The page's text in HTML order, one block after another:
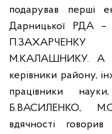
подарував перші
Дарницької РДА –
П.ЗАХАРЧЕНКУ
М.КАЛАШНИКУ.А
керівники району,
працівники
Б.ВАСИЛЕНКО,
вдячності говорив